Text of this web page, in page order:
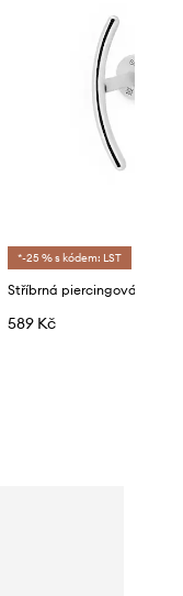
*-25 % s kódem: LST
589 Kč